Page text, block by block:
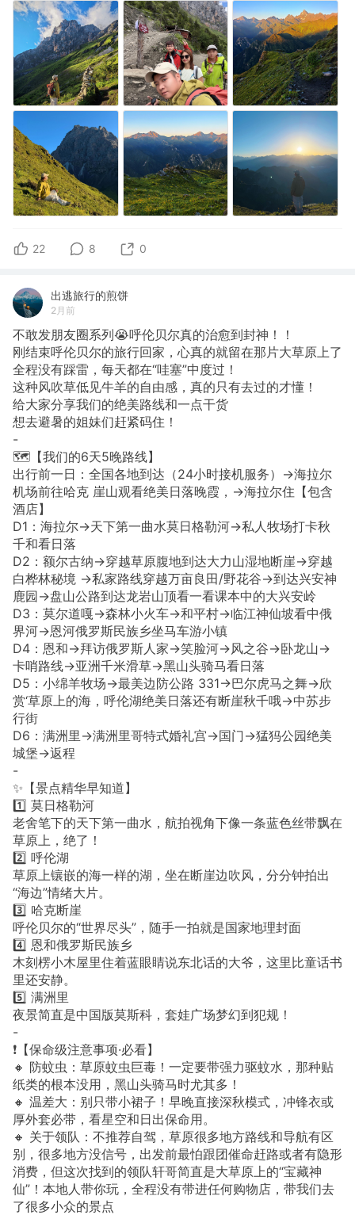
22 8 0
出逃旅行的煎饼
2月前
不敢发朋友圈系列😭呼伦贝尔真的治愈到封神！！
刚结束呼伦贝尔的旅行回家，心真的就留在那片大草原上了
全程没有踩雷，每天都在“哇塞”中度过！
这种风吹草低见牛羊的自由感，真的只有去过的才懂！
给大家分享我们的绝美路线和一点干货
想去避暑的姐妹们赶紧码住！
-
🗺️【我们的6天5晚路线】
出行前一日：全国各地到达（24小时接机服务）→海拉尔
机场前往哈克 崖山观看绝美日落晚霞，→海拉尔住【包含
酒店】
D1：海拉尔→天下第一曲水莫日格勒河→私人牧场打卡秋
千和看日落
D2：额尔古纳→穿越草原腹地到达大力山湿地断崖→穿越
白桦林秘境 →私家路线穿越万亩良田/野花谷→到达兴安神
鹿园→盘山公路到达龙岩山顶看一看课本中的大兴安岭
D3：莫尔道嘎→森林小火车→和平村→临江神仙坡看中俄
界河→恩河俄罗斯民族乡坐马车游小镇
D4：恩和→拜访俄罗斯人家→笑脸河→风之谷→卧龙山→
卡哨路线→亚洲千米滑草→黑山头骑马看日落
D5：小绵羊牧场→最美边防公路 331→巴尔虎马之舞→欣
赏‘草原上的海，呼伦湖绝美日落还有断崖秋千哦→中苏步
行街
D6：满洲里→满洲里哥特式婚礼宫→国门→猛犸公园绝美
城堡→返程
-
✨【景点精华早知道】
1️⃣ 莫日格勒河
老舍笔下的天下第一曲水，航拍视角下像一条蓝色丝带飘在
草原上，绝了！
2️⃣ 呼伦湖
草原上镶嵌的海一样的湖，坐在断崖边吹风，分分钟拍出
“海边”情绪大片。
3️⃣ 哈克断崖
呼伦贝尔的“世界尽头”，随手一拍就是国家地理封面
4️⃣ 恩和俄罗斯民族乡
木刻楞小木屋里住着蓝眼睛说东北话的大爷，这里比童话书
里还安静。
5️⃣ 满洲里
夜景简直是中国版莫斯科，套娃广场梦幻到犯规！
-
❗️【保命级注意事项·必看】
🔸 防蚊虫：草原蚊虫巨毒！一定要带强力驱蚊水，那种贴
纸类的根本没用，黑山头骑马时尤其多！
🔸 温差大：别只带小裙子！早晚直接深秋模式，冲锋衣或
厚外套必带，看星空和日出保命用。
🔸 关于领队：不推荐自驾，草原很多地方路线和导航有区
别，很多地方没信号，出发前最怕跟团催命赶路或者有隐形
消费，但这次找到的领队轩哥简直是大草原上的“宝藏神
仙”！本地人带你玩，全程没有带进任何购物店，带我们去
了很多小众的景点